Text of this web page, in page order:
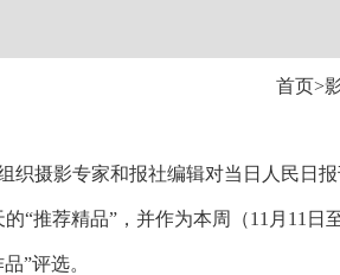
首页
织摄影专家和报社编辑对当日人民日
的“推荐精品”，并作为本周（11月11日
”评选。